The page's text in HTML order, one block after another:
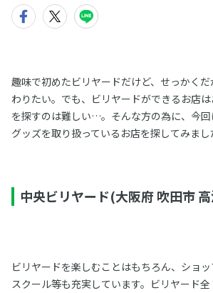
趣味で初めたビリヤードだけど、せっかく
わりたい。でも、ビリヤードができるお店
を探すのは難しい…。そんな方の為に、今
グッズを取り扱っているお店を探してみまし
中央ビリヤード(大阪府 吹田市
ビリヤードを楽しむことはもちろん、ショ
スクール等も充実しています。ビリヤード